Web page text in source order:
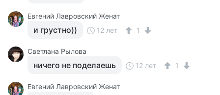
Евгений Лавровский Женат
и грустно)) 12 лет 1
Светлана Рылова
ничего не поделаешь 12 лет 1
Евгений Лавровский Женат